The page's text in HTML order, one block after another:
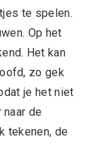
te spelen.
Op het
Het kan
zo gek
je het niet
de
tekenen, de